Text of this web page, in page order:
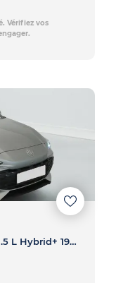
Vérifiez vos
1.5 L Hybrid+ 195 ch Luxury - MG3 1.5 L Hybrid+ 195 ch Luxury